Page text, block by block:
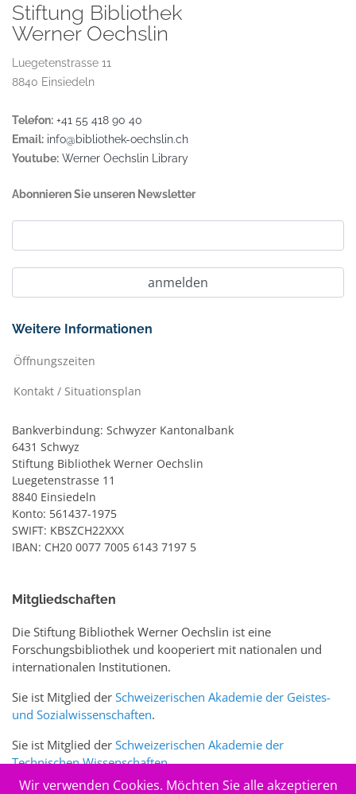
Stiftung Bibliothek
Werner Oechslin
Luegetenstrasse 11
8840 Einsiedeln
Telefon: +41 55 418 90 40
Email: info@bibliothek-oechslin.ch
Youtube: Werner Oechslin Library
Abonnieren Sie unseren Newsletter
Weitere Informationen
Öffnungszeiten
Kontakt / Situationsplan
Bankverbindung: Schwyzer Kantonalbank
6431 Schwyz
Stiftung Bibliothek Werner Oechslin
Luegetenstrasse 11
8840 Einsiedeln
Konto: 561437-1975
SWIFT: KBSZCH22XXX
IBAN: CH20 0077 7005 6143 7197 5
Mitgliedschaften
Die Stiftung Bibliothek Werner Oechslin ist eine
Forschungsbibliothek und kooperiert mit nationalen und
internationalen Institutionen.
Sie ist Mitglied der Schweizerischen Akademie der Geistes-
und Sozialwissenschaften.
Sie ist Mitglied der Schweizerischen Akademie der
Technischen Wissenschaften.
Wir verwenden Cookies. Möchten Sie alle akzeptieren